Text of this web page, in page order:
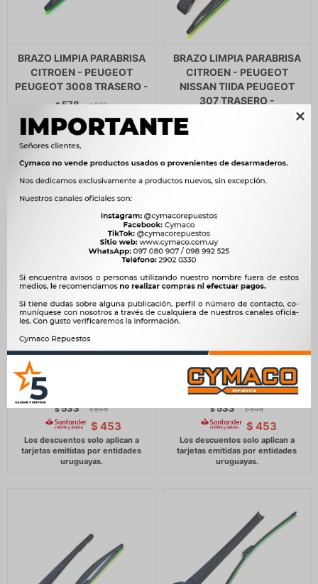

BRAZO LIMPIA PARABRISA
CITROEN - PEUGEOT
PEUGEOT 3008 TRASERO -
$ 578 $ 592
$491
BRAZO LIMPIA PARABRISA
CITROEN - PEUGEOT
NISSAN TIIDA PEUGEOT
307 TRASERO -
BRAZO LIMPIA PARABRISA
RENAULT CLIO IV TRASERO
$533 $ 546
$ 453
RENAULT CLIO III TRASERO
-
$533 $ 546
$ 453